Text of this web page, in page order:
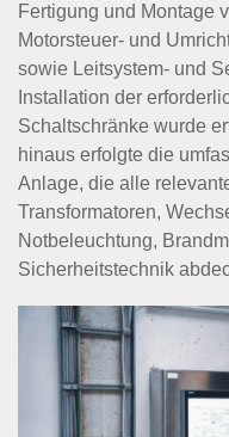
Fertigung und Montage
Motorsteuer- und
sowie Leitsystem- und
Installation der
Schaltschränke wurde
hinaus erfolgte die
Anlage, die alle
Transformatoren,
Notbeleuchtung,
Sicherheitstechnik